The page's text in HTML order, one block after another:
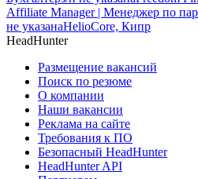
Affiliate Manager | Менеджер по
не указанаHelioCore, Кипр
HeadHunter
Размещение вакансий
Поиск по резюме
О компании
Наши вакансии
Реклама на сайте
Требования к ПО
Безопасный HeadHunter
HeadHunter API